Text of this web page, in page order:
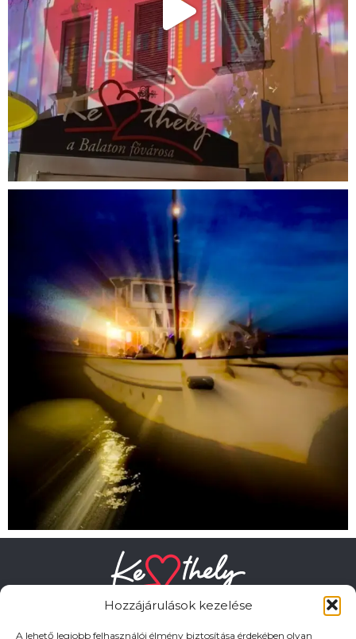
Hozzájárulások kezelése
A lehető legjobb felhasználói élmény biztosítása érdekében olyan